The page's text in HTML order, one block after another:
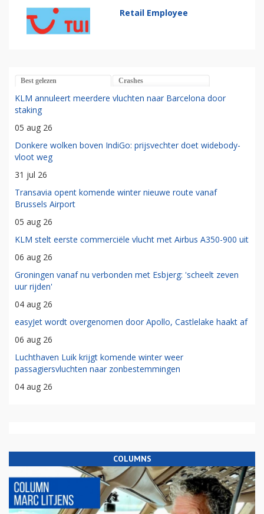
Retail Employee
Best gelezen Crashes
KLM annuleert meerdere vluchten naar Barcelona door
staking
05 aug 26
Donkere wolken boven IndiGo: prijsvechter doet widebody-
vloot weg
31 jul 26
Transavia opent komende winter nieuwe route vanaf
Brussels Airport
05 aug 26
KLM stelt eerste commerciële vlucht met Airbus A350-900 uit
06 aug 26
Groningen vanaf nu verbonden met Esbjerg: 'scheelt zeven
uur rijden'
04 aug 26
easyJet wordt overgenomen door Apollo, Castlelake haakt af
06 aug 26
Luchthaven Luik krijgt komende winter weer
passagiersvluchten naar zonbestemmingen
04 aug 26
COLUMNS